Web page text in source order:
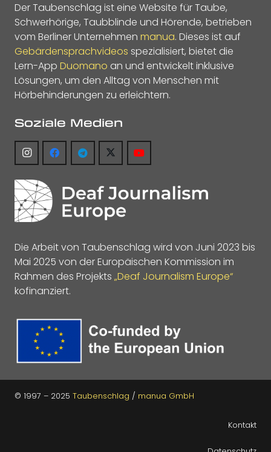
Der Taubenschlag ist eine Website für Taube,
Schwerhörige, Taubblinde und Hörende, betrieben
vom Berliner Unternehmen manua. Dieses ist auf
Gebärdensprachvideos spezialisiert, bietet die
Lern-App Duomano an und entwickelt inklusive
Lösungen, um den Alltag von Menschen mit
Hörbehinderungen zu erleichtern.
Soziale Medien
Die Arbeit von Taubenschlag wird von Juni 2023 bis
Mai 2025 von der Europäischen Kommission im
Rahmen des Projekts „Deaf Journalism Europe“
kofinanziert.
© 1997 – 2025 Taubenschlag / manua GmbH
Kontakt